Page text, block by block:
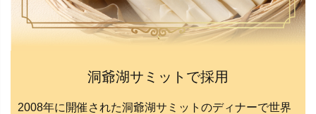
洞爺湖サミットで採用
2008年に開催された洞爺湖サミットのディナーで世界